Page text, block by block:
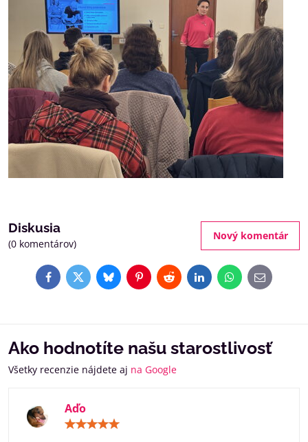
Diskusia
(0 komentárov)
Nový komentár
FacebookTwitterBlueskyPinterestRedditLinkedInWhatsApp
E-
mail
Ako hodnotíte našu starostlivosť
Všetky recenzie nájdete aj na Google
Aďo